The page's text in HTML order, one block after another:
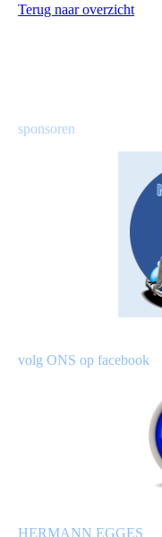
Terug naar overzicht
sponsoren
volg ONS op facebook
HERMANN EGGES